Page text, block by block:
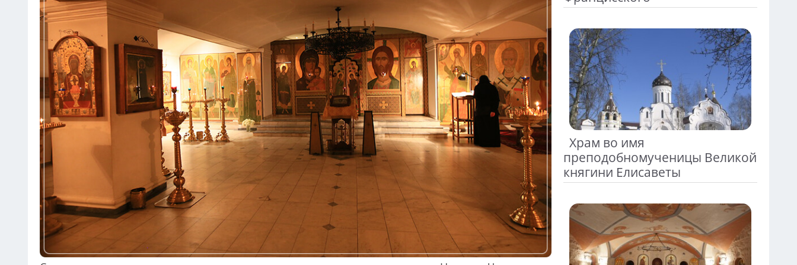
Храм во имя
преподобномученицы Великой
княгини Елисаветы